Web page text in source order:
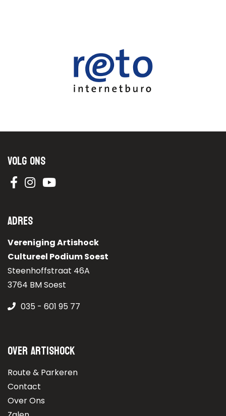
Volg ons
Adres
Vereniging Artishock
Cultureel Podium Soest
Steenhoffstraat 46A
3764 BM Soest
035 - 601 95 77
Over Artishock
Route & Parkeren
Contact
Over Ons